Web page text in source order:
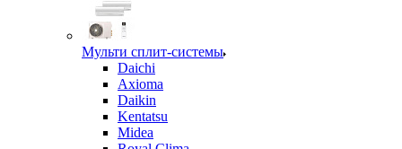
Мульти сплит-системы
Daichi
Axioma
Daikin
Kentatsu
Midea